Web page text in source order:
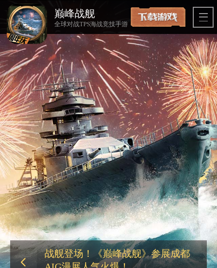
巅峰战舰
全球对战TPS海战竞技手游
战舰登场！《巅峰战舰》参展成都